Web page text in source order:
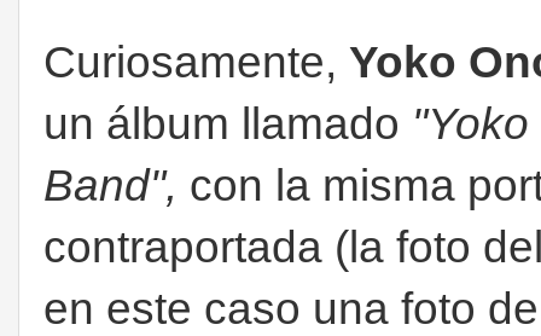
Curiosamente, Yoko
un álbum llamado
Band", con la misma
contraportada (la foto
en este caso una foto